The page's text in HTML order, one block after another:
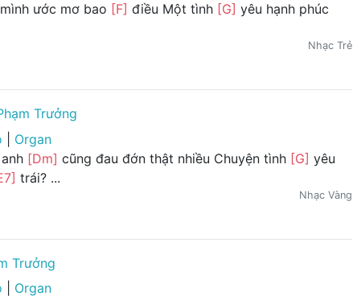
ước mơ bao [F] điều Một tình [G] yêu hạnh phúc
Nhạc Trẻ
Trưởng
Organ
[Dm] cũng đau đớn thật nhiều Chuyện tình [G] yêu
trái? ...
Nhạc Vàng
Trưởng
Organ